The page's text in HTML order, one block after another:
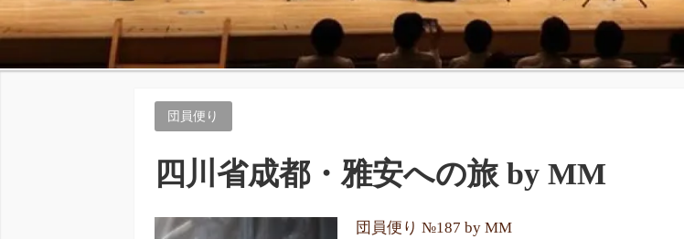
団員便り
四川省成都・雅安への旅 by MM
団員便り №187 by MM